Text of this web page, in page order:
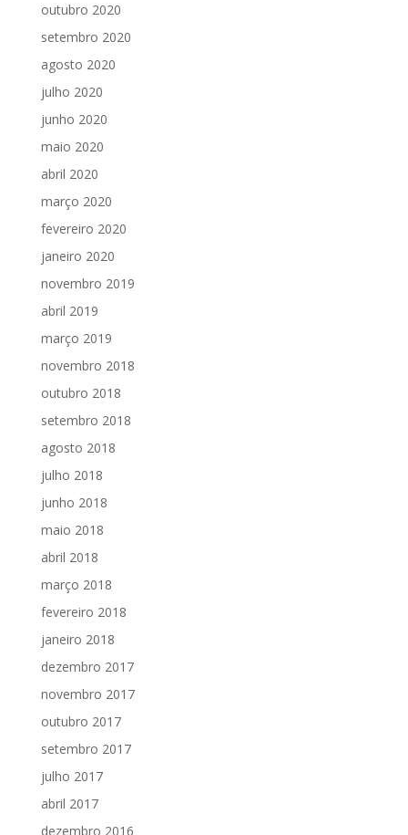
outubro 2020
setembro 2020
agosto 2020
julho 2020
junho 2020
maio 2020
abril 2020
março 2020
fevereiro 2020
janeiro 2020
novembro 2019
abril 2019
março 2019
novembro 2018
outubro 2018
setembro 2018
agosto 2018
julho 2018
junho 2018
maio 2018
abril 2018
março 2018
fevereiro 2018
janeiro 2018
dezembro 2017
novembro 2017
outubro 2017
setembro 2017
julho 2017
abril 2017
dezembro 2016